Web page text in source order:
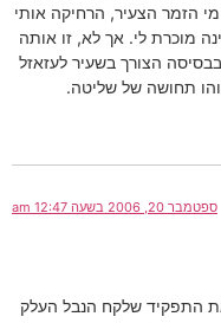
מי הזמר הצעיר, הרחיקה אותי
מוכרת לי. אך לא, זו אותה
הצורך בשעיר לעזאזל
תחושה של שליטה.
ספטמבר 20, 2006 בשעה 12:47 am
התפקיד שלקח הנבל העלק